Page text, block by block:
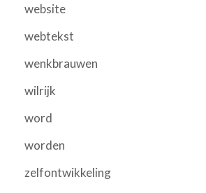
website
webtekst
wenkbrauwen
wilrijk
word
worden
zelfontwikkeling